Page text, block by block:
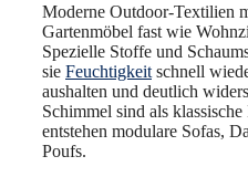
Moderne Outdoor-Textilien
Gartenmöbel fast wie
Spezielle Stoffe und
sie Feuchtigkeit schnell
aushalten und deutlich
Schimmel sind als
entstehen modulare Sofas,
Poufs.